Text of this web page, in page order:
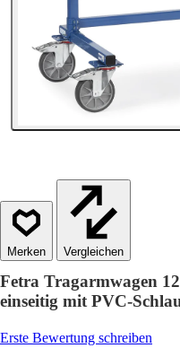
Vergleichen
Fetra Tragarmwagen
einseitig mit PVC-
Erste Bewertung schreiben